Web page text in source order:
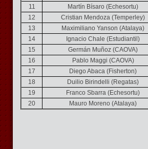
11
Martín Bísaro (Echesortu)
12
Cristian Mendoza (Temperley)
13
Maximiliano Yanson (Atalaya)
14
Ignacio Chale (Estudiantil)
15
Germán Muñoz (CAOVA)
16
Pablo Maggi (CAOVA)
17
Diego Abaca (Fisherton)
18
Duilio Birindelli (Regatas)
19
Franco Sbarra (Echesortu)
20
Mauro Moreno (Atalaya)